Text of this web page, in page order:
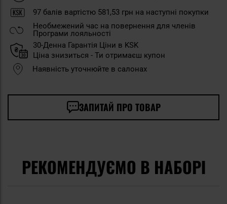
97 балів вартістю 581,53 грн на наступні покупки
Необмежений час на повернення для членів
Програми лояльності
30-Денна Гарантія Ціни в KSK
Ціна знизиться - Ти отримаєш купон
Наявність уточнюйте в салонах
ЗАПИТАЙ ПРО ТОВАР
РЕКОМЕНДУЄМО В НАБОРІ